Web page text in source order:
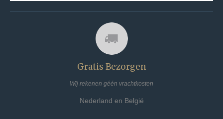
Gratis Bezorgen
Wij rekenen géén vrachtkosten
Nederland en België